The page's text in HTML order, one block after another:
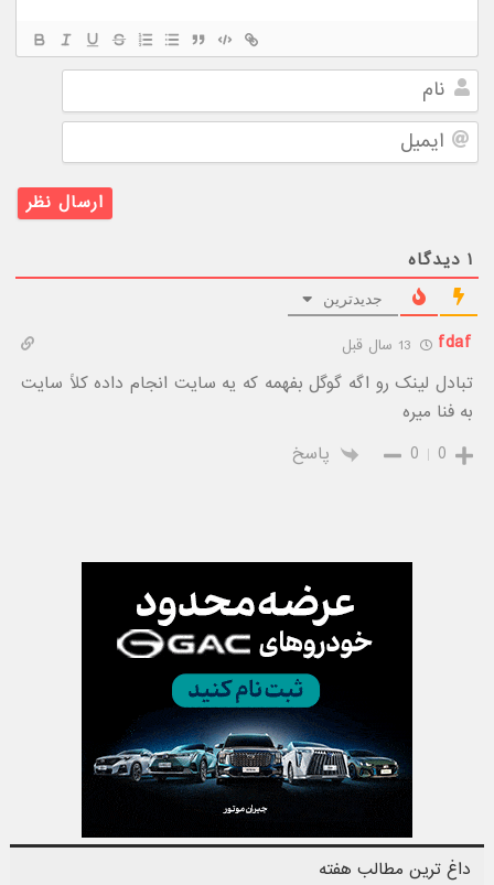
نام
ایمیل
۱ دیدگاه
جدیدترین
fdaf
تبادل لینک رو اگه گوگل بفهمه که یه سایت انجام داده کلاً سایت
به فنا میره
0
0 پاسخ
داغ ترین مطالب هفته